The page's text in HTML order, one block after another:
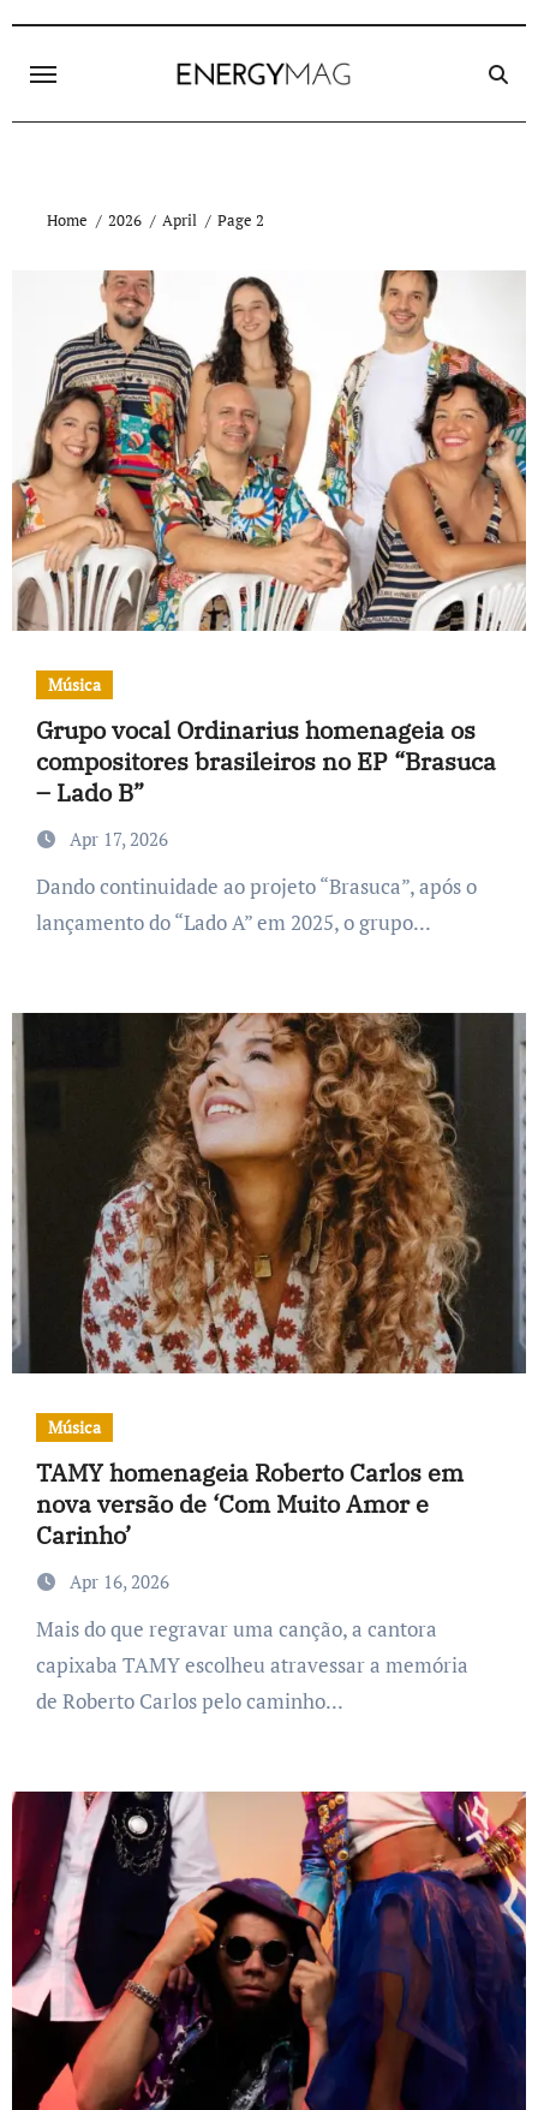
content
Home 2026 April Page 2
Música
Grupo vocal Ordinarius homenageia os
compositores brasileiros no EP “Brasuca
– Lado B”
Apr 17, 2026
Dando continuidade ao projeto “Brasuca”, após o
lançamento do “Lado A” em 2025, o grupo...
Música
TAMY homenageia Roberto Carlos em
nova versão de ‘Com Muito Amor e
Carinho’
Apr 16, 2026
Mais do que regravar uma canção, a cantora
capixaba TAMY escolheu atravessar a memória
de Roberto Carlos pelo caminho...